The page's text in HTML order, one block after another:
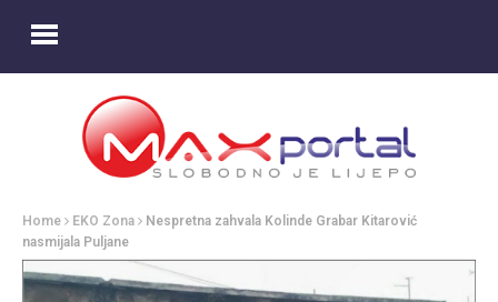
Home EKO Zona
Nespretna zahvala Kolinde Grabar Kitarović
nasmijala Puljane